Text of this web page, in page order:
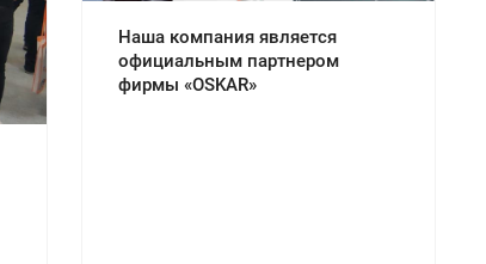
Наша компания является
официальным партнером
фирмы «OSKAR»